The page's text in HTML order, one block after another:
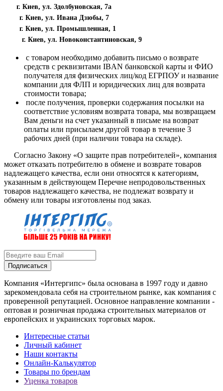
г. Киев, ул. Здолбуновская, 7а
г. Киев, ул. Ивана Дзюбы, 7
г. Киев, ул. Промышленная, 1
г. Киев, ул. Новоконстантиновская, 9
с товаром необходимо добавить письмо о возврате
средств с реквизитами IBAN банковской карты и ФИО
получателя для физических лиц/код ЕГРПОУ и название
компании для ФЛП и юридических лиц для возврата
стоимости товара;
после получения, проверки содержания посылки на
соответствие условиям возврата товара, мы возвращаем
Вам деньги на счет указанный в письме на возврат
оплаты или присылаем другой товар в течение 3
рабочих дней (при наличии товара на складе).
Согласно Закону «О защите прав потребителей», компания
может отказать потребителю в обмене и возврате товаров
надлежащего качества, если они относятся к категориям,
указанным в действующем Перечне непродовольственных
товаров надлежащего качества, не подлежат возврату и
обмену или товары изготовлены под заказ.
Подписаться
Компания «Интергипс» была основана в 1997 году и давно
зарекомендовала себя на строительном рынке, как компания с
проверенной репутацией. Основное направление компании -
оптовая и розничная продажа строительных материалов от
европейских и украинских торговых марок.
Интересные статьи
Личный кабинет
Наши контакты
Онлайн-Калькулятор
Товары по брендам
Уценка товаров